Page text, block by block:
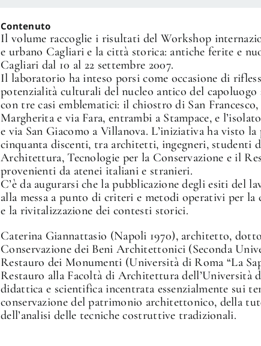
Contenuto
Il volume raccoglie i risultati del Workshop
e urbano Cagliari e la città storica: antiche ferite e
Cagliari dal 10 al 22 settembre 2007.
Il laboratorio ha inteso porsi come occasione di
potenzialità culturali del nucleo antico del
con tre casi emblematici: il chiostro di San
Margherita e via Fara, entrambi a Stampace, e
e via San Giacomo a Villanova. L’iniziativa ha visto
cinquanta discenti, tra architetti, ingegneri, studenti
Architettura, Tecnologie per la Conservazione e il
provenienti da atenei italiani e stranieri.
C’è da augurarsi che la pubblicazione degli esiti del
alla messa a punto di criteri e metodi operativi per la
e la rivitalizzazione dei contesti storici.
Caterina Giannattasio (Napoli 1970), architetto,
Conservazione dei Beni Architettonici (Seconda
Restauro dei Monumenti (Università di Roma “La
Restauro alla Facoltà di Architettura dell’Università
didattica e scientifica incentrata essenzialmente sui
conservazione del patrimonio architettonico, della
dell’analisi delle tecniche costruttive tradizionali.